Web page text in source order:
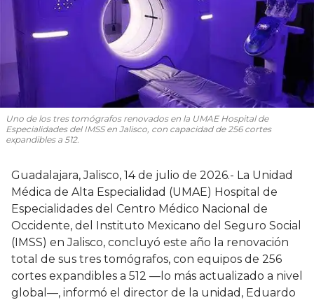
Uno de los tres tomógrafos renovados en la UMAE Hospital de
Especialidades del IMSS en Jalisco, con capacidad de 256 cortes
expandibles a 512.
Guadalajara, Jalisco, 14 de julio de 2026.- La Unidad
Médica de Alta Especialidad (UMAE) Hospital de
Especialidades del Centro Médico Nacional de
Occidente, del Instituto Mexicano del Seguro Social
(IMSS) en Jalisco, concluyó este año la renovación
total de sus tres tomógrafos, con equipos de 256
cortes expandibles a 512 —lo más actualizado a nivel
global—, informó el director de la unidad, Eduardo